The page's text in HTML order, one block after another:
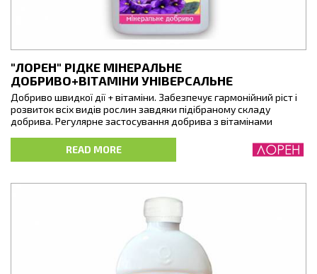
"ЛОРЕН" РІДКЕ МІНЕРАЛЬНЕ
ДОБРИВО+ВІТАМІНИ УНІВЕРСАЛЬНЕ
Добриво швидкої дії + вітаміни. Забезпечує гармонійний ріст і
розвиток всіх видів рослин завдяки підібраному складу
добрива. Регулярне застосування добрива з вітамінами
утворення зав’язі та плодів, підвищує врожайність.
READ MORE